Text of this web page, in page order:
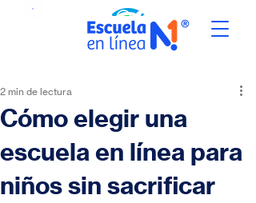
Cómo elegir una
escuela en línea para
niños sin sacrificar
2 min de lectura